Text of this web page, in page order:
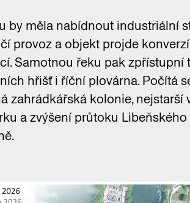
by měla nabídnout industriální
provoz a objekt projde
Samotnou řeku pak zpřístupní
hřišť i říční plovárna. Počítá
zahrádkářská kolonie, nejstarší
a zvýšení průtoku